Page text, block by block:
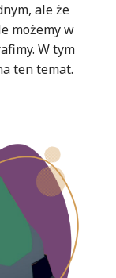
ale że
możemy w
W tym
ten temat.